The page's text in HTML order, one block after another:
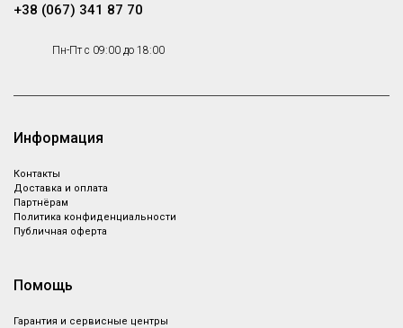
+38 (067) 341 87 70
Пн-Пт с 09:00 до 18:00
Информация
Контакты
Доставка и оплата
Партнёрам
Политика конфиденциальности
Публичная оферта
Помощь
Гарантия и сервисные центры